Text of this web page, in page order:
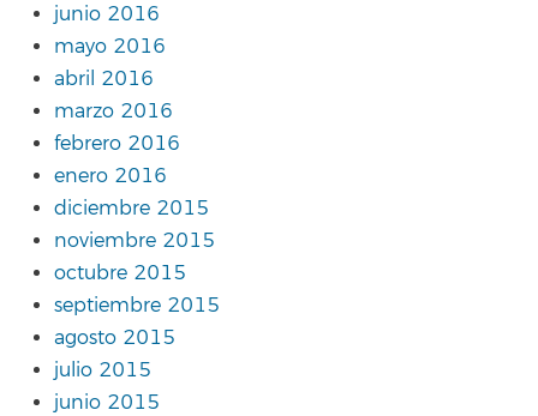
junio 2016
mayo 2016
abril 2016
marzo 2016
febrero 2016
enero 2016
diciembre 2015
noviembre 2015
octubre 2015
septiembre 2015
agosto 2015
julio 2015
junio 2015